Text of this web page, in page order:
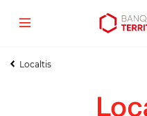
Aller
contenu
Aller
menu
Ouvrir
outils
Menu
Localtis